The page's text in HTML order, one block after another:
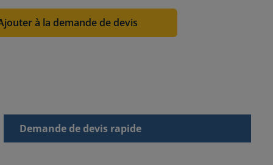
à la demande de devis
Demande de devis rapide